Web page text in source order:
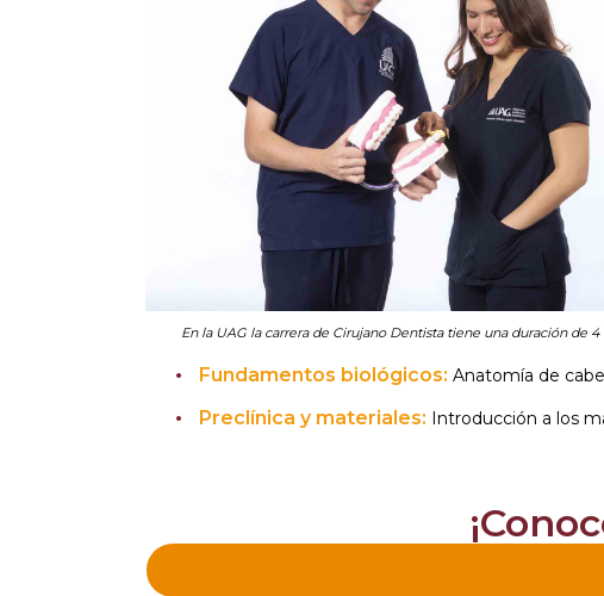
En la UAG la carrera de Cirujano Dentista tiene una duración de 4
Fundamentos biológicos: Anatomía de
Preclínica y materiales: Introducción a los